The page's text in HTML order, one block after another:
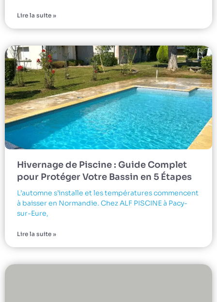
Lire la suite »
Hivernage de Piscine : Guide Complet
pour Protéger Votre Bassin en 5 Étapes
L’automne s’installe et les températures commencent
à baisser en Normandie. Chez ALF PISCINE à Pacy-
sur-Eure,
Lire la suite »